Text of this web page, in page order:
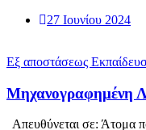
27 Ιουνίου 2024
Εξ αποστάσεως
Μηχανογραφημένη
Απευθύνεται σε: Άτομα